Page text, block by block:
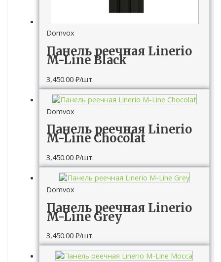
Domvox
Панель реечная Linerio
M-Line Black
3,450.00₽/шт.
Domvox
Панель реечная Linerio
M-Line Chocolat
3,450.00₽/шт.
Domvox
Панель реечная Linerio
M-Line Grey
3,450.00₽/шт.